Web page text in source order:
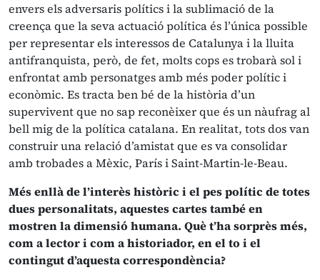
envers els adversaris polítics i la sublimació de la
creença que la seva actuació política és l’única possible
per representar els interessos de Catalunya i la lluita
antifranquista, però, de fet, molts cops es trobarà sol i
enfrontat amb personatges amb més poder polític i
econòmic. Es tracta ben bé de la història d’un
supervivent que no sap reconèixer que és un nàufrag al
bell mig de la política catalana. En realitat, tots dos van
construir una relació d’amistat que es va consolidar
amb trobades a Mèxic, París i Saint-Martin-le-Beau.
Més enllà de l’interès històric i el pes polític de totes
dues personalitats, aquestes cartes també en
mostren la dimensió humana. Què t’ha sorprès més,
com a lector i com a historiador, en el to i el
contingut d’aquesta correspondència?